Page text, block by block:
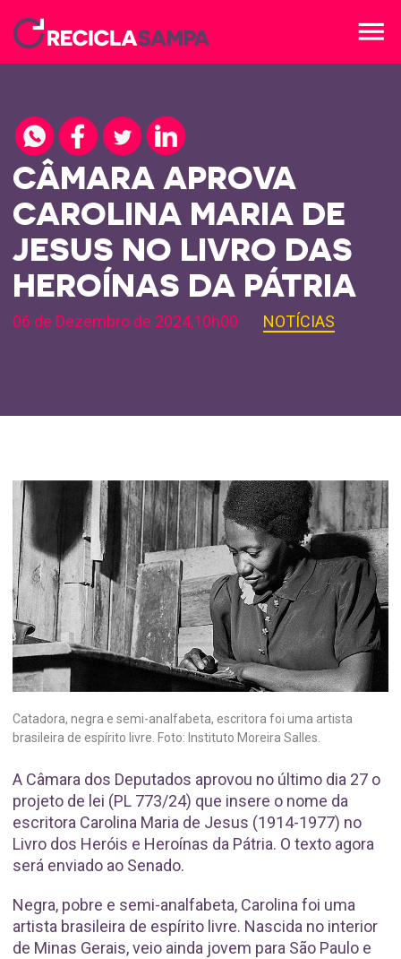
menu
CÂMARA APROVA
CAROLINA MARIA DE
JESUS NO LIVRO DAS
HEROÍNAS DA PÁTRIA
06 de Dezembro de 2024,10h00 NOTÍCIAS
Catadora, negra e semi-analfabeta, escritora foi uma artista
brasileira de espírito livre. Foto: Instituto Moreira Salles.
A Câmara dos Deputados aprovou no último dia 27 o
projeto de lei (PL 773/24) que insere o nome da
escritora Carolina Maria de Jesus (1914-1977) no
Livro dos Heróis e Heroínas da Pátria. O texto agora
será enviado ao Senado.
Negra, pobre e semi-analfabeta, Carolina foi uma
artista brasileira de espírito livre. Nascida no interior
de Minas Gerais, veio ainda jovem para São Paulo e